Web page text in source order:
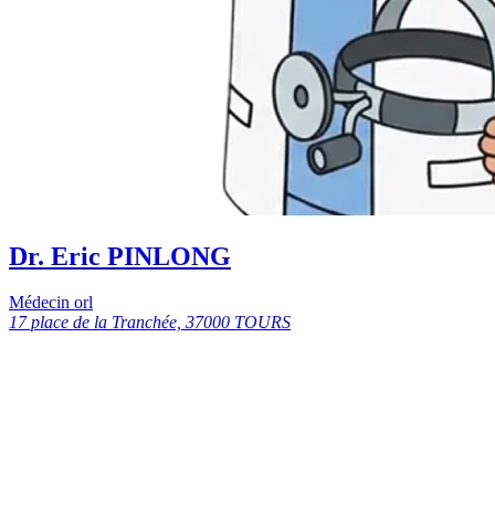
Dr. Eric PINLONG
Médecin orl
17 place de la Tranchée, 37000 TOURS